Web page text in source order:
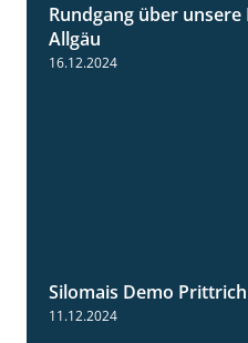
Rundgang über unsere
Allgäu
16.12.2024
Silomais Demo
11.12.2024